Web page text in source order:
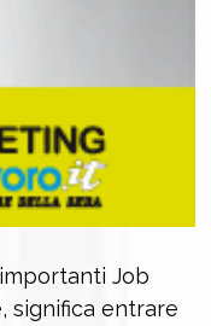
Job
significa entrare